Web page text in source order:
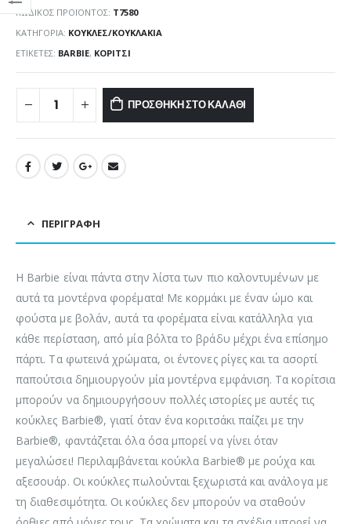
ΚΩΔΙΚΌΣ ΠΡΟΪΌΝΤΟΣ: T7580
ΚΑΤΗΓΟΡΊΑ: ΚΟΎΚΛΕΣ/ΚΟΥΚΛΆΚΙΑ
ΕΤΙΚΈΤΕΣ: BARBIE, ΚΟΡΊΤΣΙ
ΠΡΟΣΘΉΚΗ ΣΤΟ ΚΑΛΆΘΙ
ΠΕΡΙΓΡΑΦΉ
Η Barbie είναι πάντα στην λίστα των πιο καλοντυμένων με
αυτά τα μοντέρνα φορέματα! Με κορμάκι με έναν ώμο και
φούστα με βολάν, αυτά τα φορέματα είναι κατάλληλα για
κάθε περίσταση, από μία βόλτα το βράδυ μέχρι ένα επίσημο
πάρτι. Τα φωτεινά χρώματα, οι έντονες ρίγες και τα ασορτί
παπούτσια δημιουργούν μία μοντέρνα εμφάνιση. Τα κορίτσια
μπορούν να δημιουργήσουν πολλές ιστορίες με αυτές τις
κούκλες Barbie®, γιατί όταν ένα κοριτσάκι παίζει με την
Barbie®, φαντάζεται όλα όσα μπορεί να γίνει όταν
μεγαλώσει! Περιλαμβάνεται κούκλα Barbie® με ρούχα και
αξεσουάρ. Οι κούκλες πωλούνται ξεχωριστά και ανάλογα με
τη διαθεσιμότητα. Οι κούκλες δεν μπορούν να σταθούν